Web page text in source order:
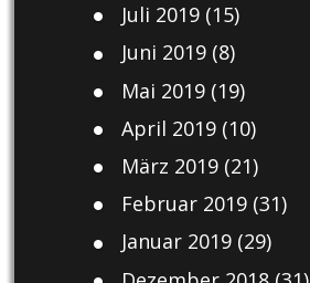
Juli 2019(15)
Juni 2019(8)
Mai 2019(19)
April 2019(10)
März 2019(21)
Februar 2019(31)
Januar 2019(29)